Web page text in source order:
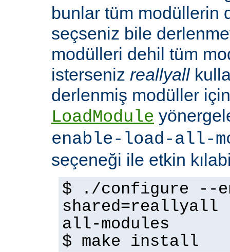
bunlar tüm modüllerin
seçseniz bile
modülleri dehil tüm
isterseniz reallyall
derlenmiş modüller
LoadModule
enable-load-all-
seçeneği ile etkin
$ ./configure --
shared=reallyall
all-modules
$ make install